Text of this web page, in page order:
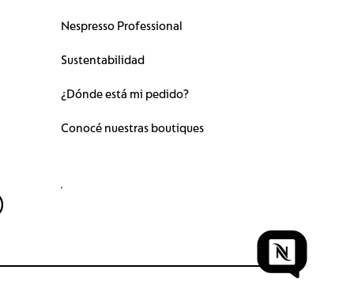
Nespresso Professional
Sustentabilidad
¿Dónde está mi pedido?
Conocé nuestras boutiques